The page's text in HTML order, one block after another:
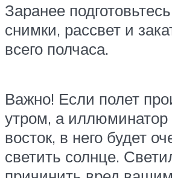
Заранее
снимки, рассвет и
всего полчаса.
Важно! Если полет
утром, а
восток, в него будет
светить солнце.